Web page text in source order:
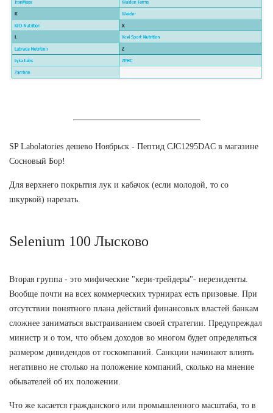
SP Labolatories дешево Ноябрьск - Пептид CJC1295DAC в магазине
Сосновый Бор!
Для верхнего покрытия лук и кабачок (если молодой, то со
шкуркой) нарезать.
Selenium 100 Лысково
Вторая группа - это мифические "кери-трейдеры"- нерезиденты.
Вообще почти на всех коммерческих турнирах есть призовые. При
отсутствии понятного плана действий финансовых властей банкам
сложнее заниматься выстраиванием своей стратегии. Предупреждал
министр и о том, что объем доходов во многом будет определяться
размером дивидендов от госкомпаний. Санкции начинают влиять
негативно не столько на положение компаний, сколько на мнение
обывателей об их положении.
Что же касается гражданского или промышленного масштаба, то в